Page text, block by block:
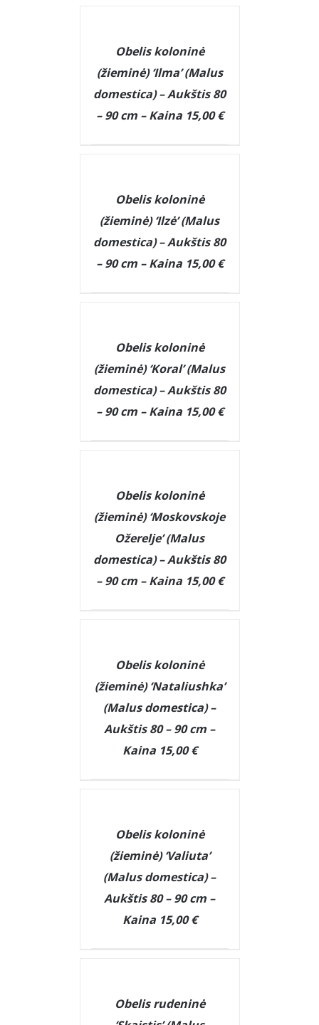
Obelis koloninė
(žieminė) ‘Ilma’ (Malus
domestica) – Aukštis 80
– 90 cm – Kaina 15,00 €
Obelis koloninė
(žieminė) ‘Ilzė’ (Malus
domestica) – Aukštis 80
– 90 cm – Kaina 15,00 €
Obelis koloninė
(žieminė) ‘Koral’ (Malus
domestica) – Aukštis 80
– 90 cm – Kaina 15,00 €
Obelis koloninė
(žieminė) ‘Moskovskoje
Ožerelje’ (Malus
domestica) – Aukštis 80
– 90 cm – Kaina 15,00 €
Obelis koloninė
(žieminė) ‘Nataliushka’
(Malus domestica) –
Aukštis 80 – 90 cm –
Kaina 15,00 €
Obelis koloninė
(žieminė) ‘Valiuta’
(Malus domestica) –
Aukštis 80 – 90 cm –
Kaina 15,00 €
Obelis rudeninė